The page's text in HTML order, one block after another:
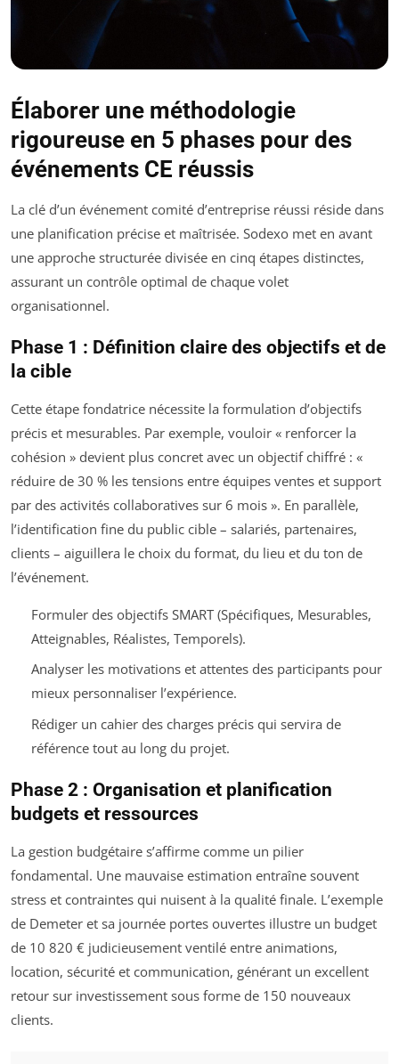
Élaborer une méthodologie
rigoureuse en 5 phases pour des
événements CE réussis
La clé d’un événement comité d’entreprise réussi réside dans
une planification précise et maîtrisée. Sodexo met en avant
une approche structurée divisée en cinq étapes distinctes,
assurant un contrôle optimal de chaque volet
organisationnel.
Phase 1 : Définition claire des objectifs et de
la cible
Cette étape fondatrice nécessite la formulation d’objectifs
précis et mesurables. Par exemple, vouloir « renforcer la
cohésion » devient plus concret avec un objectif chiffré : «
réduire de 30 % les tensions entre équipes ventes et support
par des activités collaboratives sur 6 mois ». En parallèle,
l’identification fine du public cible – salariés, partenaires,
clients – aiguillera le choix du format, du lieu et du ton de
l’événement.
Formuler des objectifs SMART (Spécifiques, Mesurables,
Atteignables, Réalistes, Temporels).
Analyser les motivations et attentes des participants pour
mieux personnaliser l’expérience.
Rédiger un cahier des charges précis qui servira de
référence tout au long du projet.
Phase 2 : Organisation et planification
budgets et ressources
La gestion budgétaire s’affirme comme un pilier
fondamental. Une mauvaise estimation entraîne souvent
stress et contraintes qui nuisent à la qualité finale. L’exemple
de Demeter et sa journée portes ouvertes illustre un budget
de 10 820 € judicieusement ventilé entre animations,
location, sécurité et communication, générant un excellent
retour sur investissement sous forme de 150 nouveaux
clients.